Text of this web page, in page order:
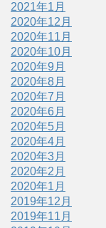
2021年1月
2020年12月
2020年11月
2020年10月
2020年9月
2020年8月
2020年7月
2020年6月
2020年5月
2020年4月
2020年3月
2020年2月
2020年1月
2019年12月
2019年11月